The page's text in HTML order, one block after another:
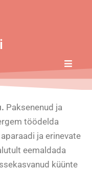
Paksenenud ja
töödelda
ja erinevate
eemaldada
küünte